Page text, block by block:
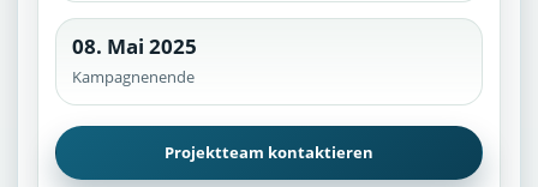
08. Mai 2025
Kampagnenende
Projektteam kontaktieren